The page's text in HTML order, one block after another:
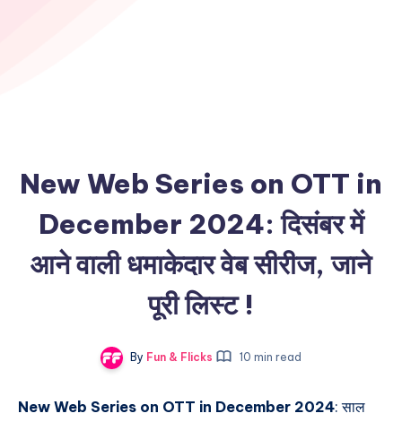
New Web Series on OTT in
December 2024: दिसंबर में
आने वाली धमाकेदार वेब सीरीज, जाने
पूरी लिस्ट !
By Fun & Flicks 10 min read
New Web Series on OTT in December 2024: साल